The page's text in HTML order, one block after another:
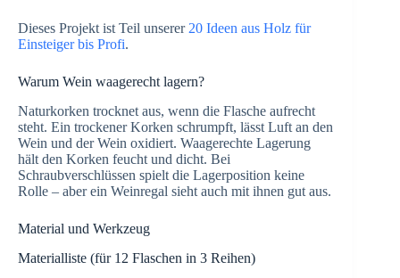
Dieses Projekt ist Teil unserer 20 Ideen aus Holz für
Einsteiger bis Profi.
Warum Wein waagerecht lagern?
Naturkorken trocknet aus, wenn die Flasche aufrecht
steht. Ein trockener Korken schrumpft, lässt Luft an den
Wein und der Wein oxidiert. Waagerechte Lagerung
hält den Korken feucht und dicht. Bei
Schraubverschlüssen spielt die Lagerposition keine
Rolle – aber ein Weinregal sieht auch mit ihnen gut aus.
Material und Werkzeug
Materialliste (für 12 Flaschen in 3 Reihen)